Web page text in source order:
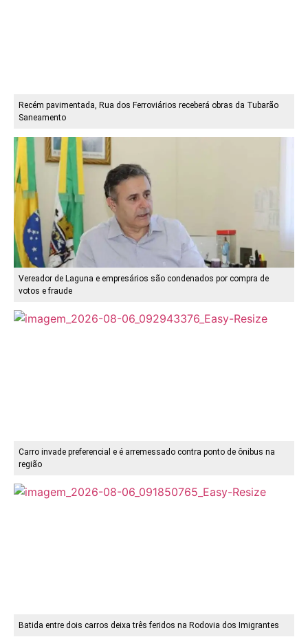
Recém pavimentada, Rua dos Ferroviários receberá obras da Tubarão
Saneamento
Vereador de Laguna e empresários são condenados por compra de
votos e fraude
Carro invade preferencial e é arremessado contra ponto de ônibus na
região
Batida entre dois carros deixa três feridos na Rodovia dos Imigrantes